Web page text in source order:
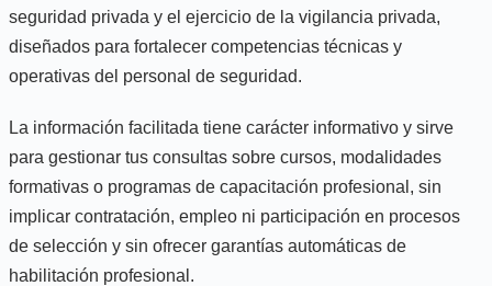
seguridad privada y el ejercicio de la vigilancia privada,
diseñados para fortalecer competencias técnicas y
operativas del personal de seguridad.
La información facilitada tiene carácter informativo y sirve
para gestionar tus consultas sobre cursos, modalidades
formativas o programas de capacitación profesional, sin
implicar contratación, empleo ni participación en procesos
de selección y sin ofrecer garantías automáticas de
habilitación profesional.